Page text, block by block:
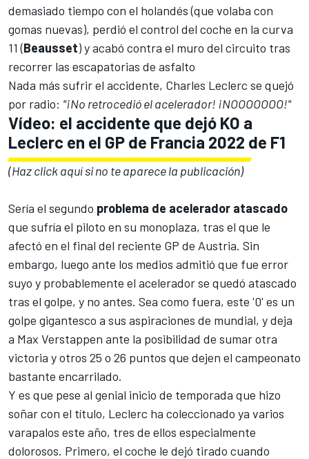
demasiado tiempo con el holandés (que volaba con
gomas nuevas), perdió el control del coche en la curva
11 (Beausset) y acabó contra el muro del circuito tras
recorrer las escapatorias de asfalto
Nada más sufrir el accidente, Charles Leclerc se quejó
por radio: "¡No retrocedió el acelerador! ¡NOOOOOOO!"
Vídeo: el accidente que dejó KO a
Leclerc en el GP de Francia 2022 de F1
(Haz click aquí si no te aparece la publicación)
Sería el segundo problema de acelerador atascado
que sufría el piloto en su monoplaza, tras el que le
afectó en el final del reciente GP de Austria. Sin
embargo, luego ante los medios admitió que fue error
suyo y probablemente el acelerador se quedó atascado
tras el golpe, y no antes. Sea como fuera, este '0' es un
golpe gigantesco a sus aspiraciones de mundial, y deja
a Max Verstappen ante la posibilidad de sumar otra
victoria y otros 25 o 26 puntos que dejen el campeonato
bastante encarrilado.
Y es que pese al genial inicio de temporada que hizo
soñar con el título, Leclerc ha coleccionado ya varios
varapalos este año, tres de ellos especialmente
dolorosos. Primero, el coche le dejó tirado cuando